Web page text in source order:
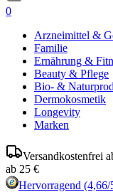
0
Arzneimittel &
Familie
Ernährung &
Beauty & Pflege
Bio- &
Dermokosmetik
Longevity
Marken
Versandkostenfrei
ab 25 €
Hervorragend (4,66/